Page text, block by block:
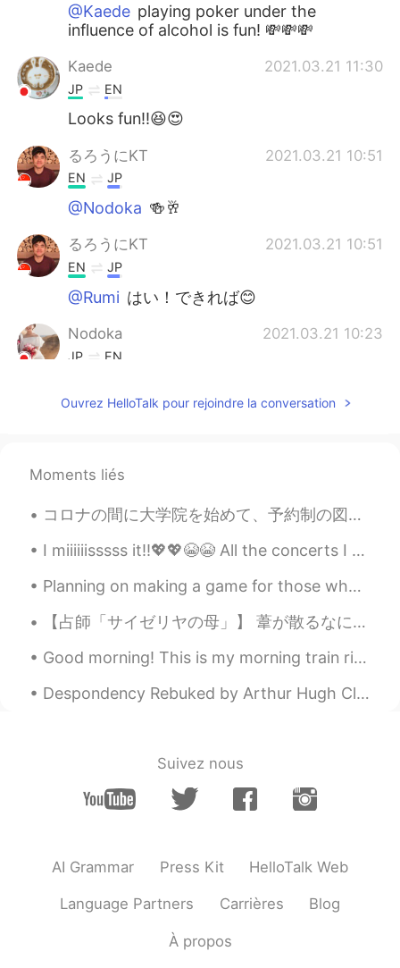
@Kaede playing poker under the
influence of alcohol is fun! 💸💸💸
Kaede 2021.03.21 11:30
JP EN
Looks fun‼︎😆😍
るろうにKT 2021.03.21 10:51
EN JP
@Nodoka 🍻🥂
るろうにKT 2021.03.21 10:51
EN JP
@Rumi はい！できれば😊
Nodoka 2021.03.21 10:23
JP EN
@るろうにKT
EN JP
@Fumi居酒屋は良いね！😊
るろうにKT 2021.03.21 08:52
you are absolutely right! 🥂
Fumi 2021.03.21 08:50
@るろうにKT 日本に来た時はたくさん居
2021.03.21 08:49
@Fumithere's a lot more choices in
い🥺
Ouvrez HelloTalk pour rejoindre la conversation
Moments liés
コロナの間に大学院を始めて、予約制の図書館以外はキャンパスが出入り禁止な状況の中、修論を書くのってホンマにやる気でない😵 アパートの中、図書館が爆発したみたいになりつつ📖 しかしせめて日本に来れ...
I miiiiiisssss it!!💖💖😭😭 All the concerts I got to be in till now!!!! ✨😭❣️Most of these were taken...
Planning on making a game for those who want to learn English words and phrases and such! I will ...
【占師「サイゼリヤの母」】 葦が散るなにわ、茜さす看板。この日は 道頓堀の占師に来て、初めて面と向かう。 女性は可愛い物を見ると声が高くなって、 「可愛いー！⤴⤴︎︎」と言うが、年齢的に声が...
Good morning! This is my morning train ride to the city every morning. Let's have a good one yea...
Despondency Rebuked by Arthur Hugh Clough. Part 1 of 2. SAY not, the struggle nought availeth, ...
Suivez nous
AI Grammar Press Kit HelloTalk Web
Language Partners Carrières Blog
À propos